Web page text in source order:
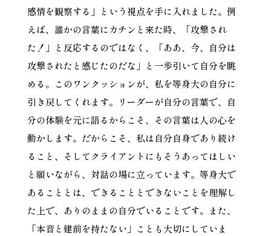
感情を観察する」という視点を手に入れました。例
えば、誰かの言葉にカチンと来た時、「攻撃され
た！」と反応するのではなく、「ああ、今、自分は
攻撃されたと感じたのだな」と一歩引いて自分を眺
める。このワンクッションが、私を等身大の自分に
引き戻してくれます。リーダーが自分の言葉で、自
分の体験を元に語るからこそ、その言葉は人の心を
動かします。だからこそ、私は自分自身であり続け
ること、そしてクライアントにもそうあってほしい
と願いながら、対話の場に立っています。等身大で
あることとは、できることとできないことを理解し
た上で、ありのままの自分でいることです。また、
「本音と建前を持たない」ことも大切にしていま